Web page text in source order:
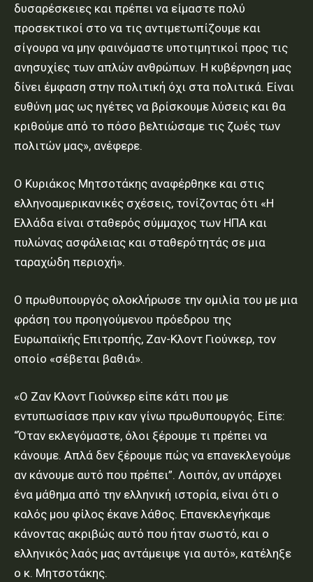
δυσαρέσκειες και πρέπει να είμαστε πολύ
προσεκτικοί στο να τις αντιμετωπίζουμε και
σίγουρα να μην φαινόμαστε υποτιμητικοί προς τις
ανησυχίες των απλών ανθρώπων. Η κυβέρνηση μας
δίνει έμφαση στην πολιτική όχι στα πολιτικά. Είναι
ευθύνη μας ως ηγέτες να βρίσκουμε λύσεις και θα
κριθούμε από το πόσο βελτιώσαμε τις ζωές των
πολιτών μας», ανέφερε.
Ο Κυριάκος Μητσοτάκης αναφέρθηκε και στις
ελληνοαμερικανικές σχέσεις, τονίζοντας ότι «Η
Ελλάδα είναι σταθερός σύμμαχος των ΗΠΑ και
πυλώνας ασφάλειας και σταθερότητάς σε μια
ταραχώδη περιοχή».
Ο πρωθυπουργός ολοκλήρωσε την ομιλία του με μια
φράση του προηγούμενου πρόεδρου της
Ευρωπαϊκής Επιτροπής, Ζαν-Κλοντ Γιούνκερ, τον
οποίο «σέβεται βαθιά».
«Ο Ζαν Κλοντ Γιούνκερ είπε κάτι που με
εντυπωσίασε πριν καν γίνω πρωθυπουργός. Είπε:
“Όταν εκλεγόμαστε, όλοι ξέρουμε τι πρέπει να
κάνουμε. Απλά δεν ξέρουμε πώς να επανεκλεγούμε
αν κάνουμε αυτό που πρέπει”. Λοιπόν, αν υπάρχει
ένα μάθημα από την ελληνική ιστορία, είναι ότι ο
καλός μου φίλος έκανε λάθος. Επανεκλεγήκαμε
κάνοντας ακριβώς αυτό που ήταν σωστό, και ο
ελληνικός λαός μας αντάμειψε για αυτό», κατέληξε
ο κ. Μητσοτάκης.